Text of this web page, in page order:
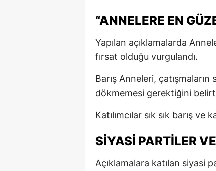
“ANNELERE EN
Yapılan açıklamalarda
fırsat olduğu vurgulandı.
Barış Anneleri,
dökmemesi gerektiğini
Katılımcılar sık sık barış
SİYASİ PARTİLER
Açıklamalara katılan siyasi